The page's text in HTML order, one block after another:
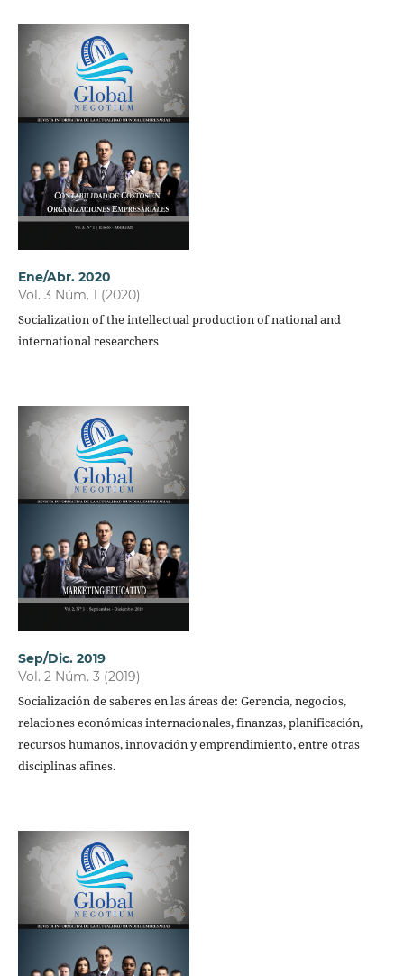
Ene/Abr. 2020
Vol. 3 Núm. 1 (2020)
Socialization of the intellectual production of national and
international researchers
Sep/Dic. 2019
Vol. 2 Núm. 3 (2019)
Socialización de saberes en las áreas de: Gerencia, negocios,
relaciones económicas internacionales, finanzas, planificación,
recursos humanos, innovación y emprendimiento, entre otras
disciplinas afines.